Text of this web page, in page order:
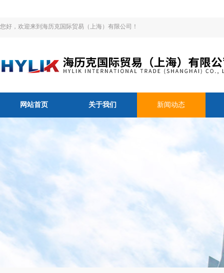
您好，欢迎来到海历克国际贸易（上海）有限公司！
网站首页 关于我们 新闻动态